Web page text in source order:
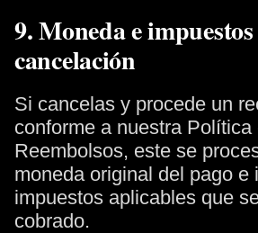
9. Moneda e
cancelación
Si cancelas y procede un
conforme a nuestra Política
Reembolsos, este se
moneda original del pago e
impuestos aplicables que
cobrado.